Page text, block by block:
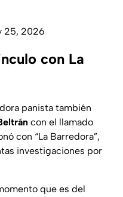
25, 2026
con La
panista también
con el llamado
con “La Barredora”,
investigaciones por
que es del